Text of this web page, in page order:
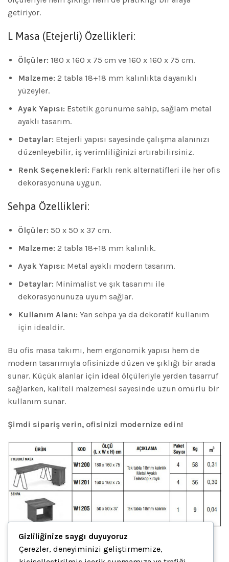
getiriyor.
L Masa (Etejerli) Özellikleri:
Ölçüler: 180 x 160 x 75 cm ve 160 x 160 x 75 cm.
Malzeme: 2 tabla 18+18 mm kalınlıkta dayanıklı
yüzeyler.
Ayak Yapısı: Estetik görünüme sahip, sağlam metal
ayaklı tasarım.
Detaylar: Etejerli yapısı sayesinde çalışma alanınızı
düzenleyebilir, iş verimliliğinizi artırabilirsiniz.
Renk Seçenekleri: Farklı renk alternatifleri ile her ofis
dekorasyonuna uygun.
Sehpa Özellikleri:
Ölçüler: 50 x 50 x 37 cm.
Malzeme: 2 tabla 18+18 mm kalınlık.
Ayak Yapısı: Metal ayaklı modern tasarım.
Detaylar: Minimalist ve şık tasarımı ile
dekorasyonunuza uyum sağlar.
Kullanım Alanı: Yan sehpa ya da dekoratif kullanım
için idealdir.
Bu ofis masa takımı, hem ergonomik yapısı hem de
modern tasarımıyla ofisinizde düzen ve şıklığı bir arada
sunar. Küçük alanlar için ideal ölçüleriyle yerden tasarruf
sağlarken, kaliteli malzemesi sayesinde uzun ömürlü bir
kullanım sunar.
Şimdi sipariş verin, ofisinizi modernize edin!
Gizliliğinize saygı duyuyoruz
Çerezler, deneyiminizi geliştirmemize,